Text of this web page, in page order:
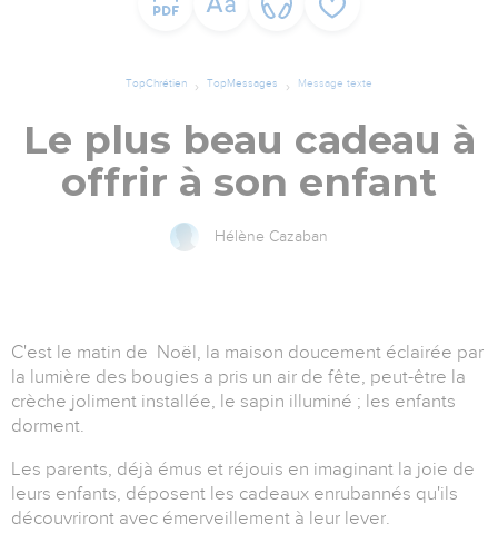
TopChrétien TopMessages Message texte
Le plus beau cadeau à
offrir à son enfant
Hélène Cazaban
C'est le matin de Noël, la maison doucement éclairée par
la lumière des bougies a pris un air de fête, peut-être la
crèche joliment installée, le sapin illuminé ; les enfants
dorment.
Les parents, déjà émus et réjouis en imaginant la joie de
leurs enfants, déposent les cadeaux enrubannés qu'ils
découvriront avec émerveillement à leur lever.